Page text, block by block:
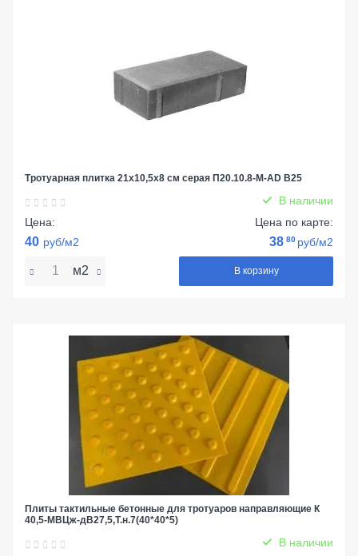
Тротуарная плитка 21х10,5х8 см серая П20.10.8-М-AD В25
В наличии
Цена:
40 руб/м2
Цена по карте:
38 80 руб/м2
м2 В корзину
Плиты тактильные бетонные для тротуаров направляющие К
40,5-МВЦж-дВ27,5,Т.н.7(40*40*5)
В наличии